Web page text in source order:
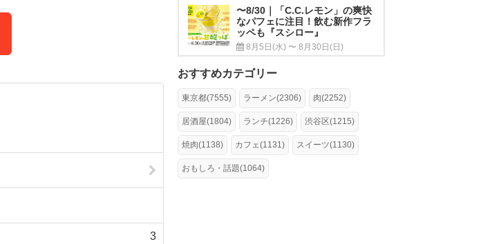
3
〜8/30｜「C.C.レモン」の爽快
なパフェに注目！飲む新作フラ
ッペも『スシロー』
8月5日(水) 〜 8月30日(日)
おすすめカテゴリー
東京都(7555) ラーメン(2306) 肉(2252)
居酒屋(1804) ランチ(1226) 渋谷区(1215)
焼肉(1138) カフェ(1131) スイーツ(1130)
おもしろ・話題(1064)